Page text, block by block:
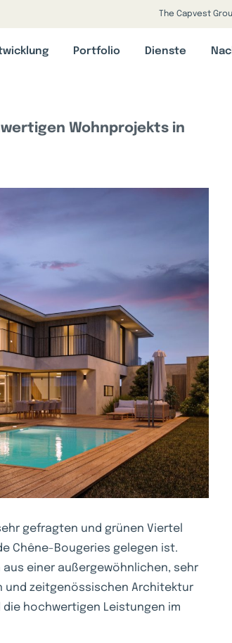
The Capvest
Portfolio Dienste
Wohnprojekts in
gefragten und grünen Viertel
Chêne-Bougeries gelegen ist.
einer außergewöhnlichen, sehr
zeitgenössischen Architektur
hochwertigen Leistungen im